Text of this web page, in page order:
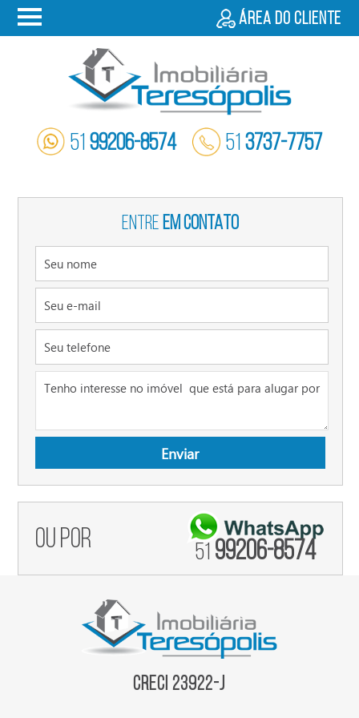
Área do cliente
5199206-8574 513737-7757
ENTRE EM CONTATO
ou por 51 99206-8574
Creci 23922-J